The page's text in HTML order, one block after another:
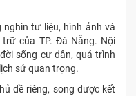
tư liệu, hình ảnh và
của TP. Đà Nẵng. Nội
sống cư dân, quá trình
sử quan trọng.
đề riêng, song được kết